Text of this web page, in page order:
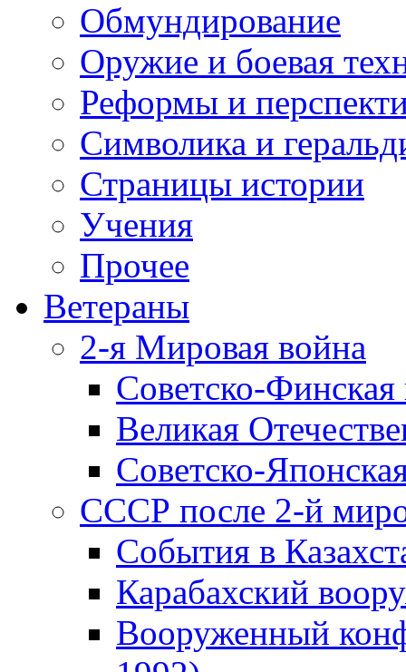
Обмундирование
Оружие и боевая
Реформы и
Символика и
Страницы истории
Учения
Прочее
Ветераны
2-я Мировая война
Советско-
Великая
Советско-
СССР после 2-й
События в
Карабахский
Вооруженный